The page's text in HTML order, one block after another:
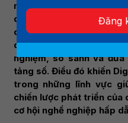
nối cộng đồng đều diễn
doanh nghiệp cũng
cận khách hàng. Hành
dừng ở việc tìm kiếm
nghiệm, so sánh và
tảng số. Điều đó khiến
trong những lĩnh vực
chiến lược phát triển của
cơ hội nghề nghiệp hấp
Đăng